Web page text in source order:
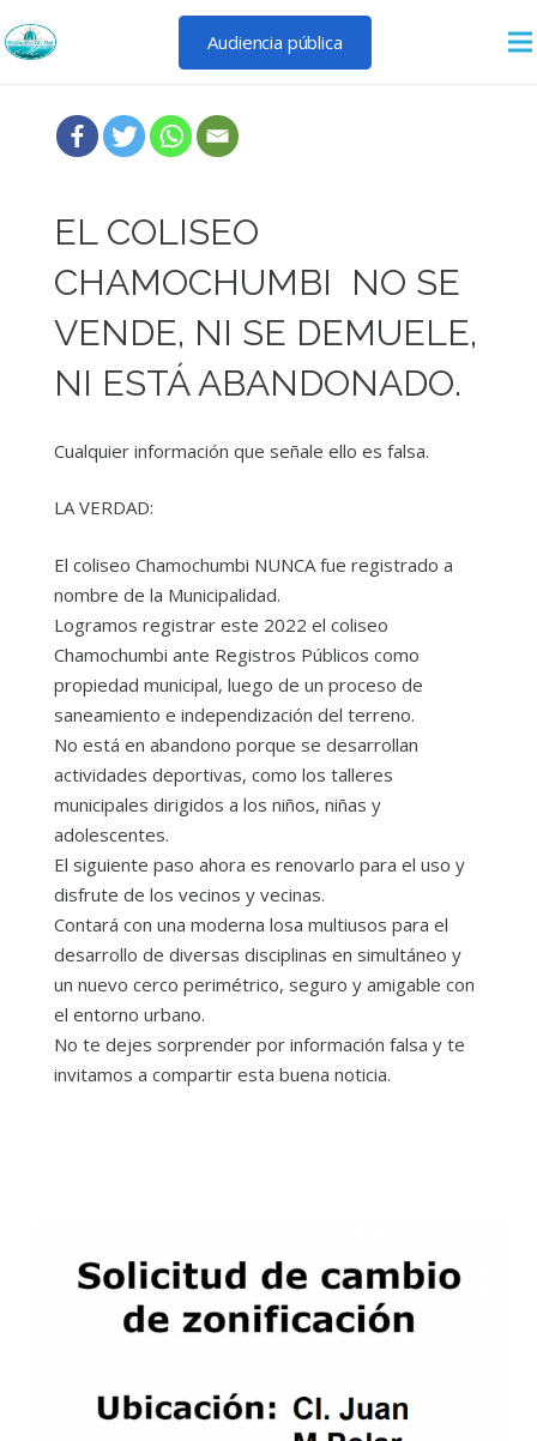
Audiencia pública
EL COLISEO
CHAMOCHUMBI NO SE
VENDE, NI SE DEMUELE,
NI ESTÁ ABANDONADO.
Cualquier información que señale ello es falsa.
LA VERDAD:
El coliseo Chamochumbi NUNCA fue registrado a
nombre de la Municipalidad.
Logramos registrar este 2022 el coliseo
Chamochumbi ante Registros Públicos como
propiedad municipal, luego de un proceso de
saneamiento e independización del terreno.
No está en abandono porque se desarrollan
actividades deportivas, como los talleres
municipales dirigidos a los niños, niñas y
adolescentes.
El siguiente paso ahora es renovarlo para el uso y
disfrute de los vecinos y vecinas.
Contará con una moderna losa multiusos para el
desarrollo de diversas disciplinas en simultáneo y
un nuevo cerco perimétrico, seguro y amigable con
el entorno urbano.
No te dejes sorprender por información falsa y te
invitamos a compartir esta buena noticia.